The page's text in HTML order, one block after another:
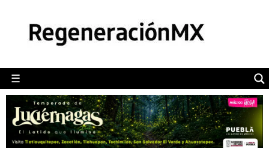
☰
POLÍTICA
CAMALEÓN
OPINIÓN
DEPORTES